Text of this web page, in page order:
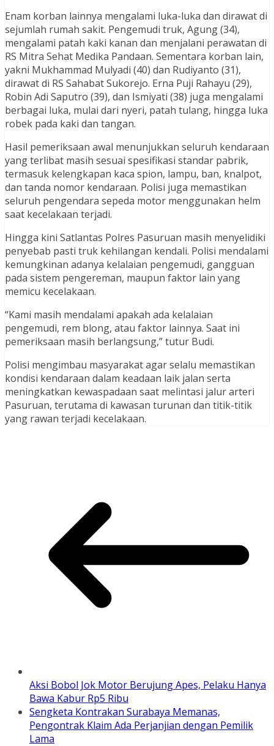
Enam korban lainnya mengalami luka-luka dan dirawat di
sejumlah rumah sakit. Pengemudi truk, Agung (34),
mengalami patah kaki kanan dan menjalani perawatan di
RS Mitra Sehat Medika Pandaan. Sementara korban lain,
yakni Mukhammad Mulyadi (40) dan Rudiyanto (31),
dirawat di RS Sahabat Sukorejo. Erna Puji Rahayu (29),
Robin Adi Saputro (39), dan Ismiyati (38) juga mengalami
berbagai luka, mulai dari nyeri, patah tulang, hingga luka
robek pada kaki dan tangan.
Hasil pemeriksaan awal menunjukkan seluruh kendaraan
yang terlibat masih sesuai spesifikasi standar pabrik,
termasuk kelengkapan kaca spion, lampu, ban, knalpot,
dan tanda nomor kendaraan. Polisi juga memastikan
seluruh pengendara sepeda motor menggunakan helm
saat kecelakaan terjadi.
Hingga kini Satlantas Polres Pasuruan masih menyelidiki
penyebab pasti truk kehilangan kendali. Polisi mendalami
kemungkinan adanya kelalaian pengemudi, gangguan
pada sistem pengereman, maupun faktor lain yang
memicu kecelakaan.
“Kami masih mendalami apakah ada kelalaian
pengemudi, rem blong, atau faktor lainnya. Saat ini
pemeriksaan masih berlangsung,” tutur Budi.
Polisi mengimbau masyarakat agar selalu memastikan
kondisi kendaraan dalam keadaan laik jalan serta
meningkatkan kewaspadaan saat melintasi jalur arteri
Pasuruan, terutama di kawasan turunan dan titik-titik
yang rawan terjadi kecelakaan.
Aksi Bobol Jok Motor Berujung Apes, Pelaku Hanya
Bawa Kabur Rp5 Ribu
Sengketa Kontrakan Surabaya Memanas,
Pengontrak Klaim Ada Perjanjian dengan Pemilik
Lama